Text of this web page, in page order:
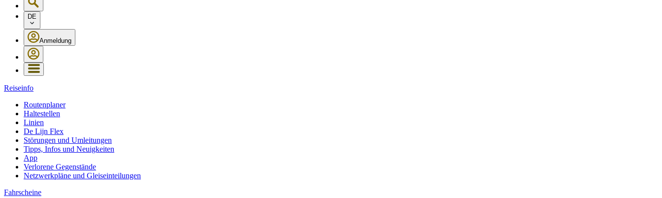
DE
Anmeldung
Reiseinfo
Routenplaner
Haltestellen
Linien
De Lijn Flex
Störungen und Umleitungen
Tipps, Infos und Neuigkeiten
App
Verlorene Gegenstände
Netzwerkpläne und Gleiseinteilungen
Fahrscheine